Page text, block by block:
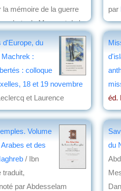
la mémoire de la guerre
du Maroc et de la
par
d'Europe, du
Machrek :
: colloque
18 et 19 novembre
et Laurence
éd.
par
Volume
et des
/ Ibn
traduit,
par Abdesselam
du